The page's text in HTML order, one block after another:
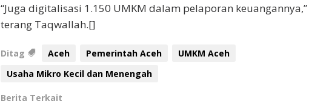
“Juga digitalisasi 1.150 UMKM dalam pelaporan keuangannya,”
terang Taqwallah.[]
Ditag Aceh Pemerintah Aceh
UMKM Aceh
Usaha Mikro Kecil dan Menengah
Berita Terkait